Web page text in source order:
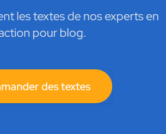
les textes de nos experts en
pour blog.
des textes